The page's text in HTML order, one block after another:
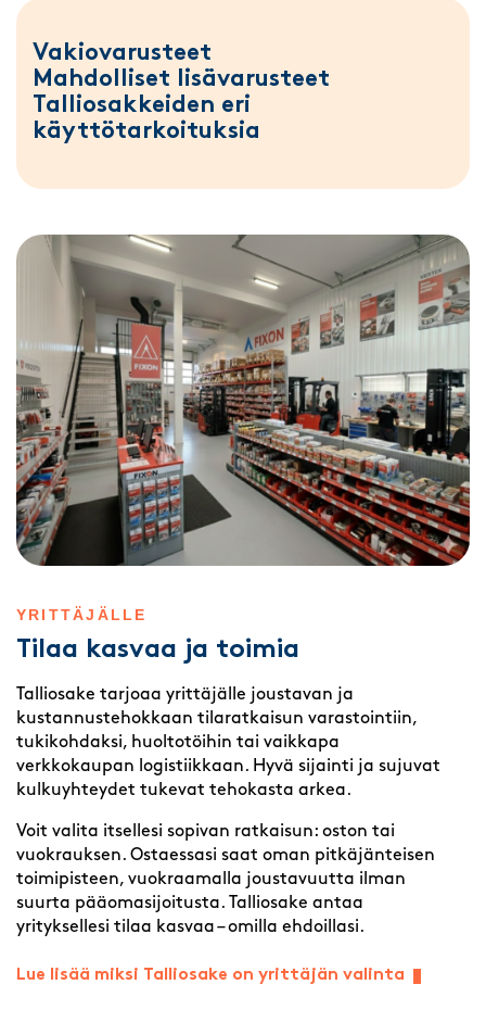
Vakiovarusteet
Mahdolliset lisävarusteet
Talliosakkeiden eri
käyttötarkoituksia
YRITTÄJÄLLE
Tilaa kasvaa ja toimia
Talliosake tarjoaa yrittäjälle joustavan ja
kustannustehokkaan tilaratkaisun varastointiin,
tukikohdaksi, huoltotöihin tai vaikkapa
verkkokaupan logistiikkaan. Hyvä sijainti ja sujuvat
kulkuyhteydet tukevat tehokasta arkea.
Voit valita itsellesi sopivan ratkaisun: oston tai
vuokrauksen. Ostaessasi saat oman pitkäjänteisen
toimipisteen, vuokraamalla joustavuutta ilman
suurta pääomasijoitusta. Talliosake antaa
yrityksellesi tilaa kasvaa – omilla ehdoillasi.
Lue lisää miksi Talliosake on yrittäjän valinta